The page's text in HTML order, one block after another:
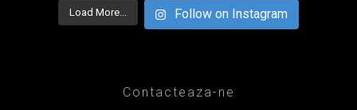
Load More... Follow on Instagram
Contacteaza-ne